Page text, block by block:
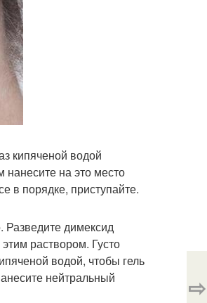
кипяченой водой
нанесите на это место
в порядке, приступайте.
Разведите димексид
раствором. Густо
водой, чтобы гель
нейтральный
⇨